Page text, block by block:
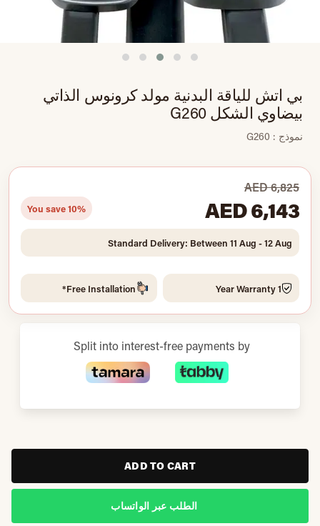
بي اتش للياقة البدنية مولد كرونوس الذاتي
بيضاوي الشكل G260
نموذج : G260
AED 6,825
AED 6,143
You save 10%
Standard Delivery: Between 11 Aug - 12 Aug
1 Year Warranty
Free Installation*
Split into interest-free payments by
ADD TO CART
الطلب عبر الواتساب